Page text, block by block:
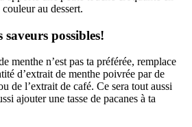
au dessert.
saveurs possibles!
menthe n’est pas ta préférée, remplace
d’extrait de menthe poivrée par de
de l’extrait de café. Ce sera tout aussi
ajouter une tasse de pacanes à ta